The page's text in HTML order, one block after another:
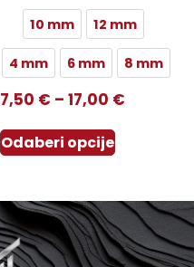
10 mm 12 mm
4 mm 6 mm 8 mm
7,50 € – 17,00 €
Odaberi opcije